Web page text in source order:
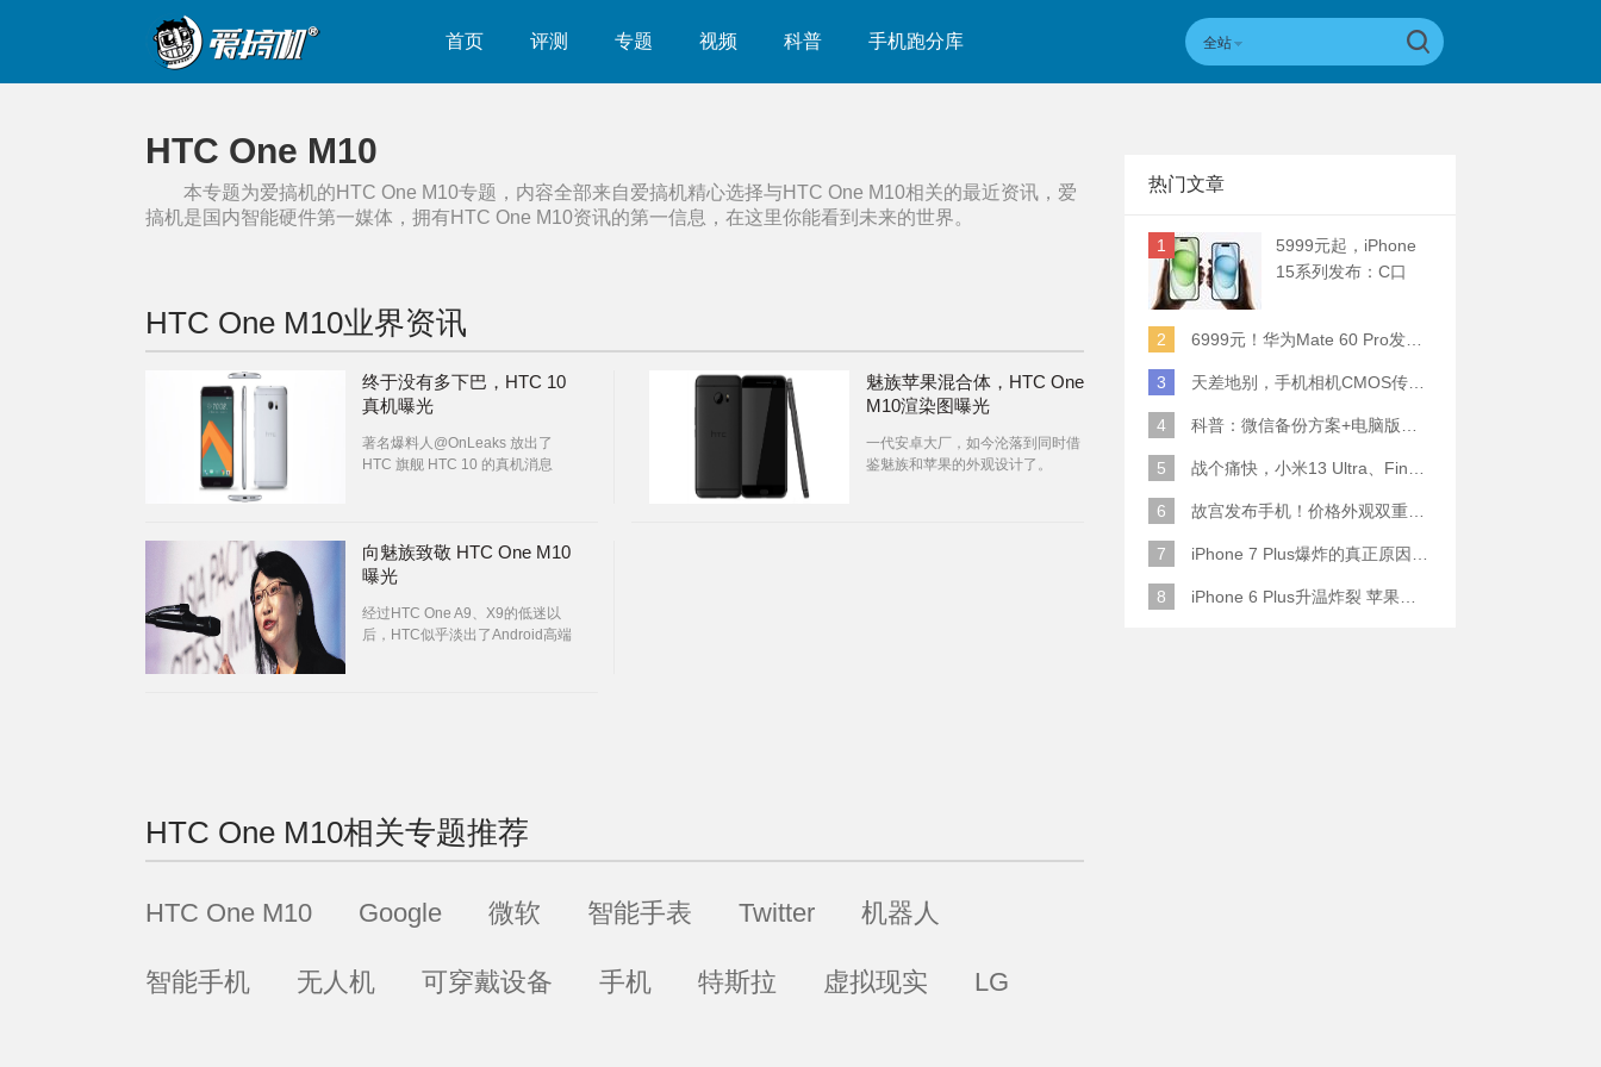
首页 评测 专题 视频 科普 手机跑分库 全站
HTC One M10
本专题为爱搞机的 HTC One M10专题，内容全部来自爱搞机精心选择与 HTC One M10相关的最近资讯，爱
搞机是国内智能硬件第一媒体，拥有HTC One M10资讯的第一信息，在这里你能看到未来的世界。
HTC One M10业界资讯
终于没有多下巴，HTC 10
真机曝光
著名爆料人@OnLeaks 放出了
HTC 旗舰 HTC 10 的真机消息
魅族苹果混合体，HTC One
M10渲染图曝光
一代安卓大厂，如今沦落到同时借
鉴魅族和苹果的外观设计了。
向魅族致敬 HTC One M10
曝光
经过HTC One A9、X9的低迷以
后，HTC似乎淡出了Android高端
HTC One M10相关专题推荐
HTC One M10 Google 微软 智能手表 Twitter 机器人
智能手机 无人机 可穿戴设备 手机 特斯拉 虚拟现实 LG
热门文章
1
5999元起，iPhone
15系列发布：C口
2
6999元！华为Mate 60 Pro发布：麒麟9000S+卫星通话 (附初步跑分)
3 天差地别，手机相机CMOS传感器实际面积对比
4 科普：微信备份方案+电脑版丢失数据恢复指南
5 战个痛快，小米13 Ultra、Find X6 Pro、vivo X90 Pro+、小米12SU拍照横评
6 故宫发布手机！价格外观双重逆天！
7 iPhone 7 Plus爆炸的真正原因原来是这样
8 iPhone 6 Plus升温炸裂 苹果赔了一部全新的